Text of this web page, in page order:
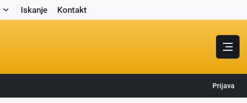
Iskanje Kontakt
Prijava